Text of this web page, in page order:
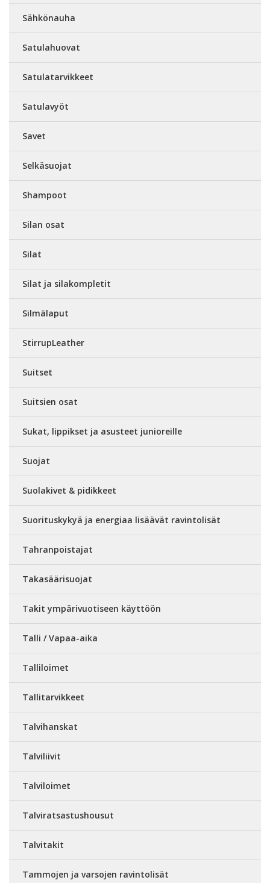
Sähkönauha
Satulahuovat
Satulatarvikkeet
Satulavyöt
Savet
Selkäsuojat
Shampoot
Silan osat
Silat
Silat ja silakompletit
Silmälaput
StirrupLeather
Suitset
Suitsien osat
Sukat, lippikset ja asusteet junioreille
Suojat
Suolakivet & pidikkeet
Suorituskykyä ja energiaa lisäävät ravintolisät
Tahranpoistajat
Takasäärisuojat
Takit ympärivuotiseen käyttöön
Talli / Vapaa-aika
Talliloimet
Tallitarvikkeet
Talvihanskat
Talviliivit
Talviloimet
Talviratsastushousut
Talvitakit
Tammojen ja varsojen ravintolisät